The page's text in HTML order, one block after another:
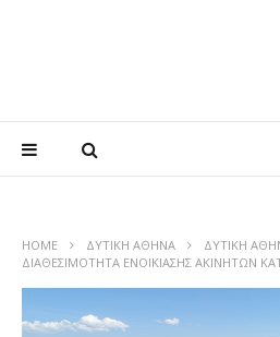
HOME ΔΥΤΙΚΉ ΑΘΉΝΑ
ΔΥΤΙΚΗ
ΔΙΑΘΕΣΙΜΟΤΗΤΑ ΕΝΟΙΚΙΑΣΗΣ ΑΚΙΝΗΤΩΝ